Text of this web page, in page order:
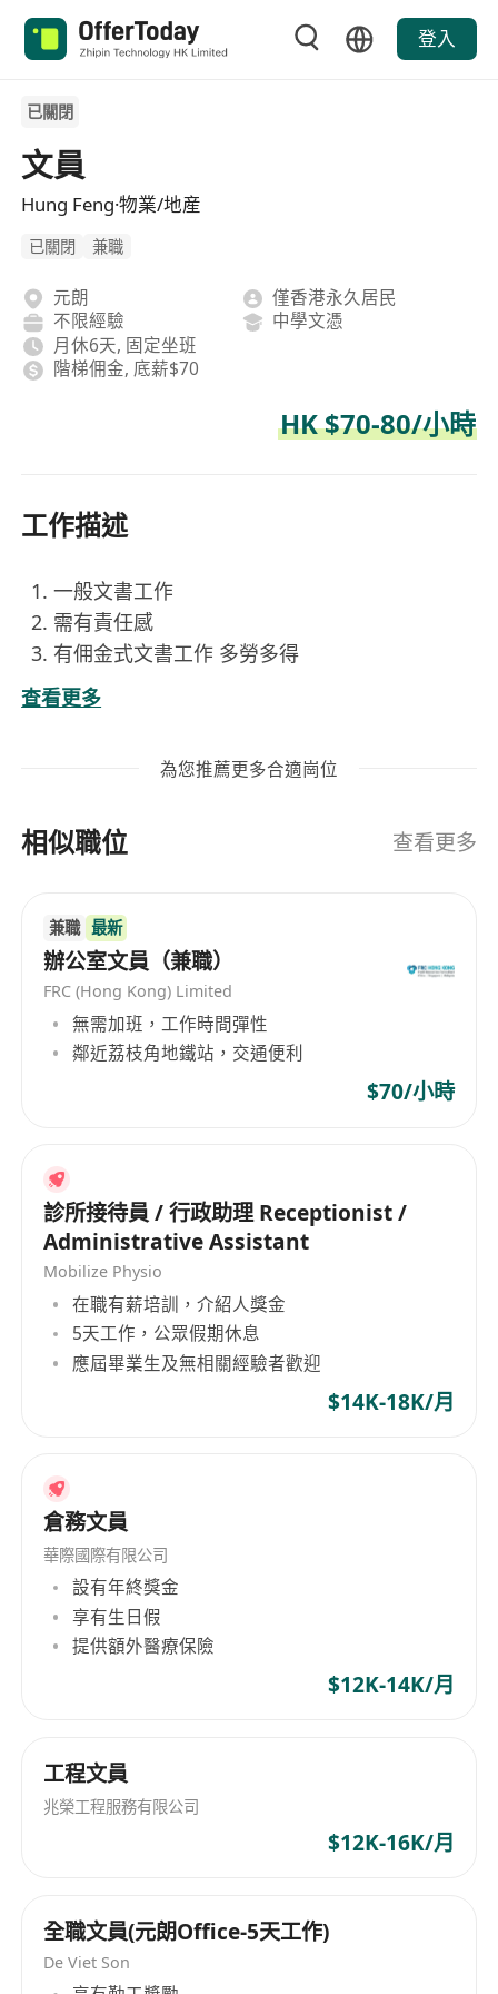
登入
已關閉
文員
Hung Feng·物業/地産
已關閉 兼職
元朗
僅香港永久居民
不限經驗
中學文憑
月休6天, 固定坐班
階梯佣金, 底薪$70
HK $70-80/小時
工作描述
一般文書工作
需有責任感
有佣金式文書工作 多勞多得
需要識打字 細心 有交代
查看更多
為您推薦更多合適崗位
相似職位 查看更多
兼職 最新
辦公室文員（兼職）
FRC (Hong Kong) Limited
無需加班，工作時間彈性
鄰近荔枝角地鐵站，交通便利
$70/小時
診所接待員 / 行政助理 Receptionist /
Administrative Assistant
Mobilize Physio
在職有薪培訓，介紹人獎金
5天工作，公眾假期休息
應屆畢業生及無相關經驗者歡迎
$14K-18K/月
倉務文員
華際國際有限公司
設有年終獎金
享有生日假
提供額外醫療保險
$12K-14K/月
工程文員
兆榮工程服務有限公司
$12K-16K/月
全職文員(元朗Office-5天工作)
De Viet Son